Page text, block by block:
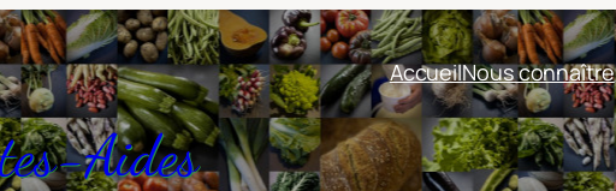
Aides
AccueilNous connaître